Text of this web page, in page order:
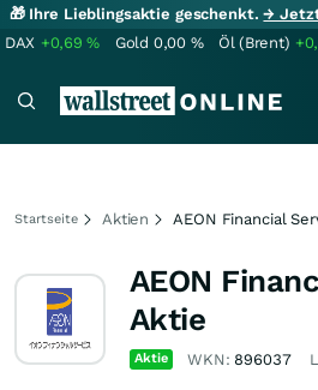
🎁 Ihre Lieblingsaktie geschenkt.→
DAX +0,69% Gold 0,00 % Öl (Brent)
Startseite Aktien AEON Financial
AEON
Aktie
Aktie WKN: 896037